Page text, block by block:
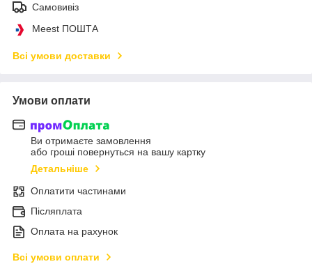
Самовивіз
Meest ПОШТА
Всі умови доставки
Умови оплати
Ви отримаєте замовлення
або гроші повернуться на вашу картку
Детальніше
Оплатити частинами
Післяплата
Оплата на рахунок
Всі умови оплати